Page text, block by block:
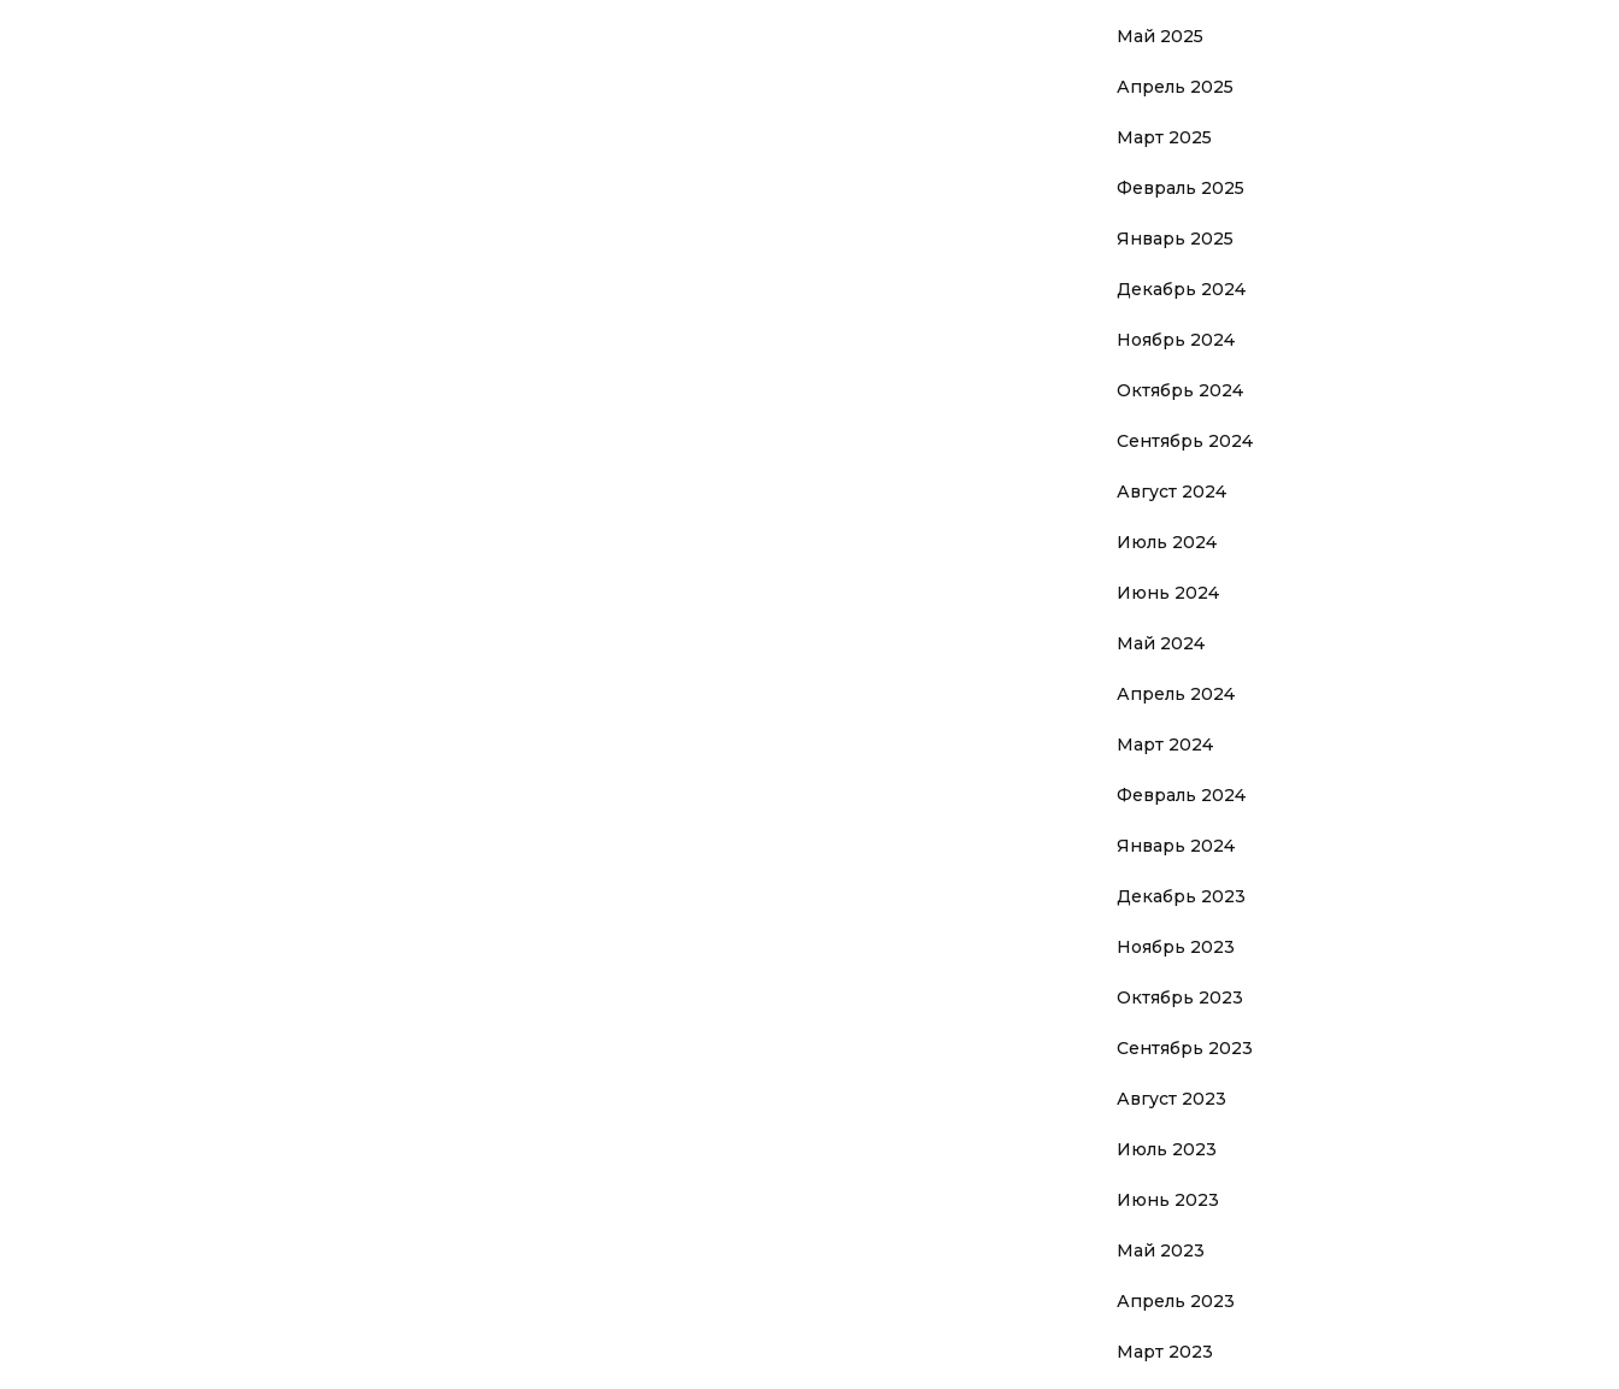
Май 2025
Апрель 2025
Март 2025
Февраль 2025
Январь 2025
Декабрь 2024
Ноябрь 2024
Октябрь 2024
Сентябрь 2024
Август 2024
Июль 2024
Июнь 2024
Май 2024
Апрель 2024
Март 2024
Февраль 2024
Январь 2024
Декабрь 2023
Ноябрь 2023
Октябрь 2023
Сентябрь 2023
Август 2023
Июль 2023
Июнь 2023
Май 2023
Апрель 2023
Март 2023